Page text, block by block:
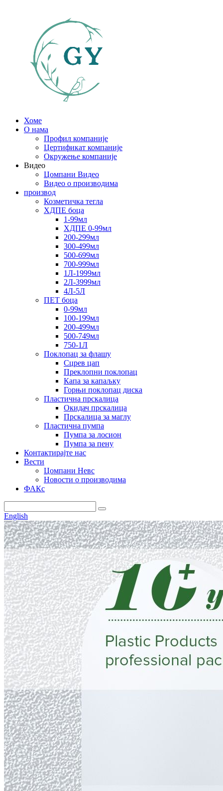
Хоме
О нама
Профил компаније
Цертификат компаније
Окружење компаније
Видео
Цомпани Видео
Видео о производима
производ
Козметичка тегла
ХДПЕ боца
1-99мл
ХДПЕ 0-99мл
200-299мл
300-499мл
500-699мл
700-999мл
1Л-1999мл
2Л-3999мл
4Л-5Л
ПЕТ боца
0-99мл
100-199мл
200-499мл
500-749мл
750-1Л
Поклопац за флашу
Сцрев цап
Преклопни поклопац
Капа за капаљку
Горњи поклопац диска
Пластична прскалица
Окидач прскалица
Прскалица за маглу
Пластична пумпа
Пумпа за лосион
Пумпа за пену
Контактирајте нас
Вести
Цомпани Невс
Новости о производима
ФАКс
English